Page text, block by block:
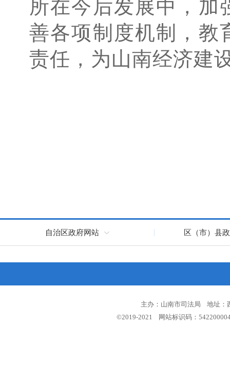
所在今后发展中，加
善各项制度机制，教
责任，为山南经济建
自治区政府网站 区（市）县
主办：山南市司法局 地址：
©2019-2021 网站标识码：